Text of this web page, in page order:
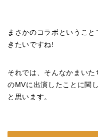
まさかのコラボというこ
きたいですね!
それでは、そんなかまい
のMVに出演したことに関
と思います。